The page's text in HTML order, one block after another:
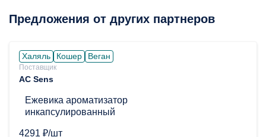
Предложения от других партнеров
Халяль Кошер Веган
Поставщик
AC Sens
Ежевика ароматизатор
инкапсулированный
4291 ₽/шт